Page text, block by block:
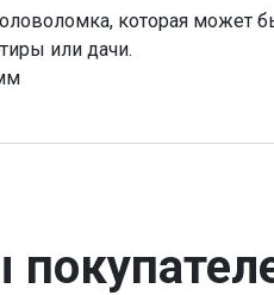
которая может
или дачи.